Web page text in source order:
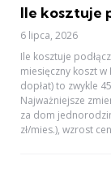
Ile kosztuje
6 lipca, 2026
Ile kosztuje
miesięczny koszt
dopłat) to zwykle
Najważniejsze
za dom
zł/mies.), wzrost